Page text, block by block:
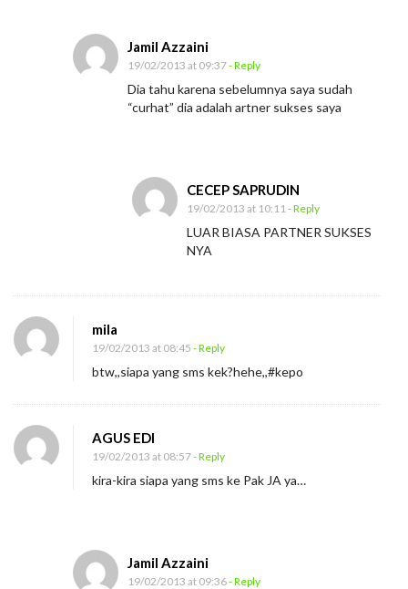
Jamil Azzaini
19/02/2013 at 09:37- Reply
Dia tahu karena sebelumnya saya sudah
“curhat” dia adalah artner sukses saya
CECEP SAPRUDIN
19/02/2013 at 10:11 - Reply
LUAR BIASA PARTNER SUKSES
NYA
mila
19/02/2013 at 08:45 - Reply
btw,,siapa yang sms kek?hehe,,#kepo
AGUS EDI
19/02/2013 at 08:57- Reply
kira-kira siapa yang sms ke Pak JA ya…
Jamil Azzaini
19/02/2013 at 09:36- Reply